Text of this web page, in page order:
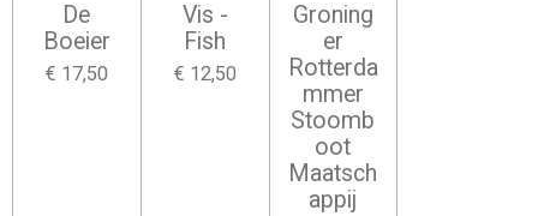
De
Boeier
€ 17,50
Vis -
Fish
€ 12,50
Groning
er
Rotterda
mmer
Stoomb
oot
Maatsch
appij